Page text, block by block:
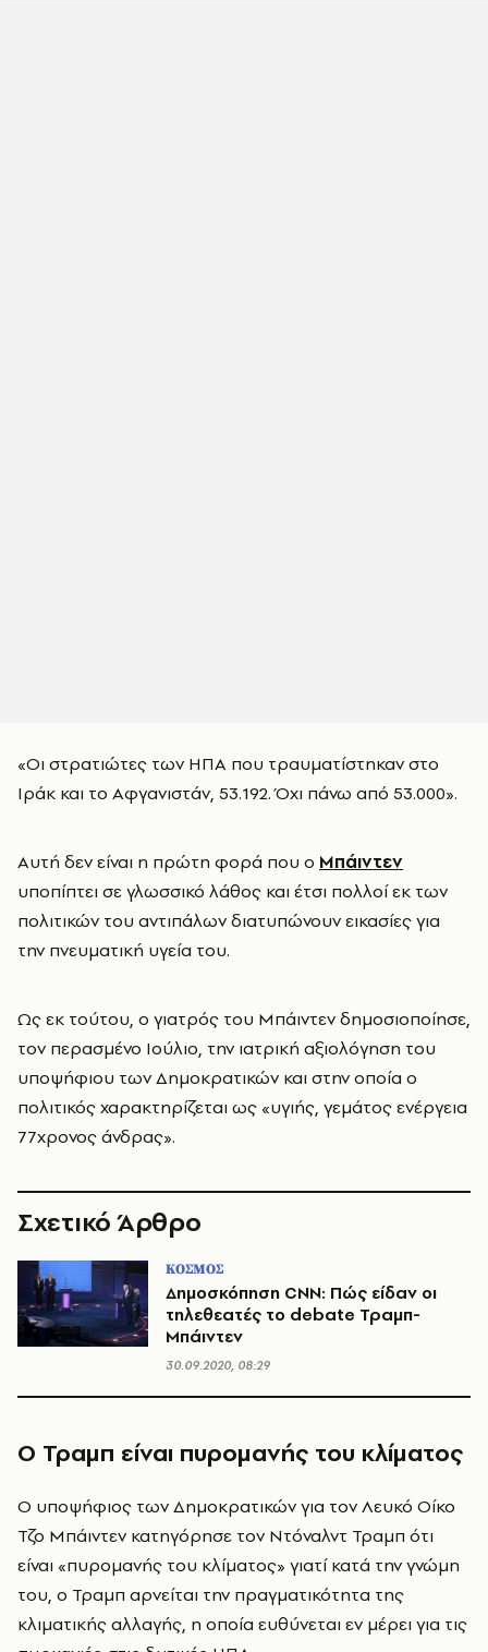
«Οι στρατιώτες των ΗΠΑ που τραυματίστηκαν στο
Ιράκ και το Αφγανιστάν, 53.192. Όχι πάνω από 53.000».
​Αυτή δεν είναι η πρώτη φορά που ο Μπάιντεν
υποπίπτει σε γλωσσικό λάθος και έτσι πολλοί εκ των
πολιτικών του αντιπάλων διατυπώνουν εικασίες για
την πνευματική υγεία του.
Ως εκ τούτου, ο γιατρός του Μπάιντεν δημοσιοποίησε,
τον περασμένο Ιούλιο, την ιατρική αξιολόγηση του
υποψήφιου των Δημοκρατικών και στην οποία ο
πολιτικός χαρακτηρίζεται ως «υγιής, γεμάτος ενέργεια
77χρονος άνδρας».
Σχετικό Άρθρο
ΚΟΣΜΟΣ
Δημοσκόπηση CNN: Πώς είδαν οι
τηλεθεατές το debate Τραμπ-
Μπάιντεν
30.09.2020, 08:29
Ο Τραμπ είναι πυρομανής του κλίματος
Ο υποψήφιος των Δημοκρατικών για τον Λευκό Οίκο
Τζο Μπάιντεν κατηγόρησε τον Ντόναλντ Τραμπ ότι
είναι «πυρομανής του κλίματος» γιατί κατά την γνώμη
του, ο Τραμπ αρνείται την πραγματικότητα της
κλιματικής αλλαγής, η οποία ευθύνεται εν μέρει για τις